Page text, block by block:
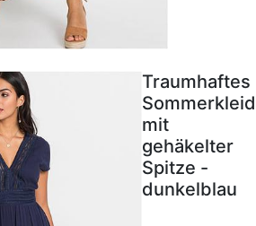
Traumhaftes
Sommerkleid
mit
gehäkelter
Spitze -
dunkelblau